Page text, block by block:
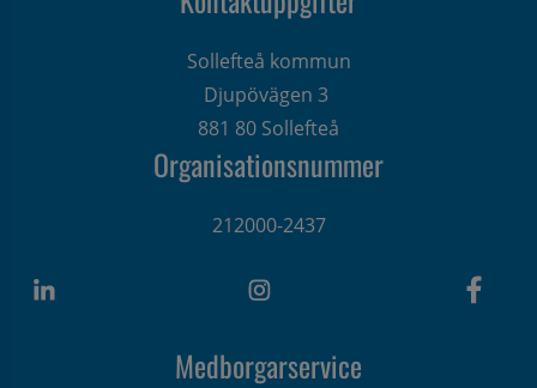
Sollefteå kommun
Djupövägen 3
881 80 Sollefteå
Organisationsnummer
212000-2437
Medborgarservice